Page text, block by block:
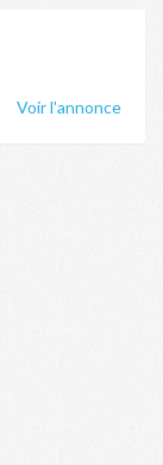
Voir l'annonce